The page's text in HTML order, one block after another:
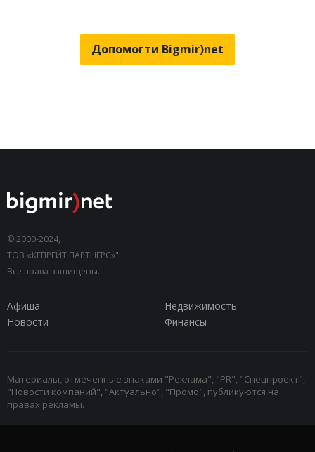
Допомогти Bigmir)net
© 2000-2024,
ТОВ «КЕПРЕЙТ ПАРТНЕРС»".
Все права защищены.
Афиша
Недвижимость
Новости
Финансы
Материалы, отмеченные знаками "Реклама", "PR", "Спецпроект",
"Новости компаний", "Актуально", "Промо", публикуются на
правах рекламы.